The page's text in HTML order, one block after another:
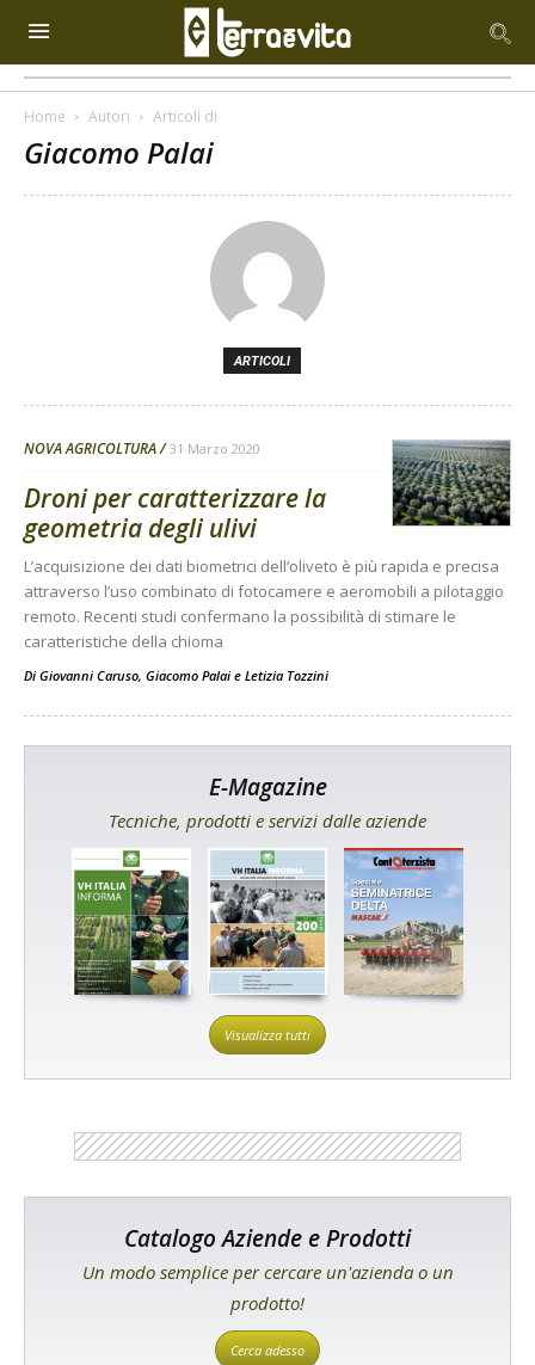
Home Autori Articoli di
Giacomo Palai
ARTICOLI
NOVA AGRICOLTURA 31 Marzo 2020
Droni per caratterizzare la
geometria degli ulivi
L’acquisizione dei dati biometrici dell’oliveto è più rapida e precisa
attraverso l’uso combinato di fotocamere e aeromobili a pilotaggio
remoto. Recenti studi confermano la possibilità di stimare le
caratteristiche della chioma
Di Giovanni Caruso, Giacomo Palai e Letizia Tozzini
E-Magazine
Tecniche, prodotti e servizi dalle aziende
Visualizza tutti
Catalogo Aziende e Prodotti
Un modo semplice per cercare un'azienda o un
prodotto!
Cerca adesso